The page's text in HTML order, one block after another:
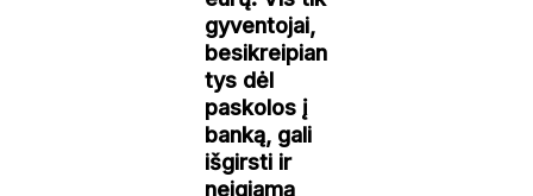
gyventojai,
besikreipian
tys dėl
paskolos į
banką, gali
išgirsti ir
neigiamą